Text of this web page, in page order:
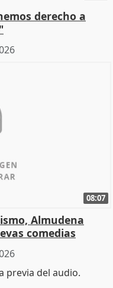
derecho a
08:07
Almudena
comedias